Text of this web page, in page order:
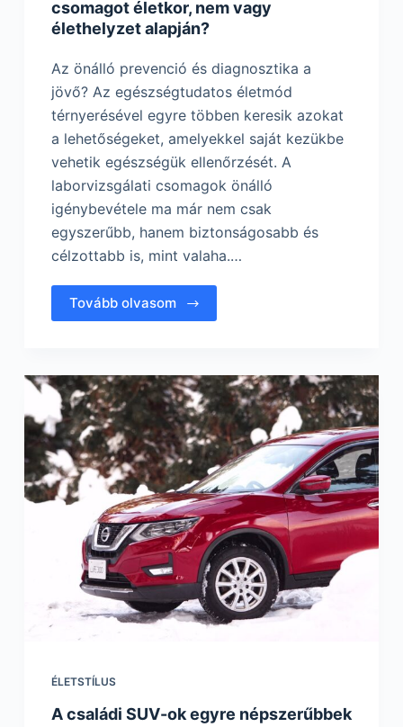
csomagot életkor, nem vagy
élethelyzet alapján?
Az önálló prevenció és diagnosztika a
jövő? Az egészségtudatos életmód
térnyerésével egyre többen keresik azokat
a lehetőségeket, amelyekkel saját kezükbe
vehetik egészségük ellenőrzését. A
laborvizsgálati csomagok önálló
igénybevétele ma már nem csak
egyszerűbb, hanem biztonságosabb és
célzottabb is, mint valaha.…
Tovább olvasom
ÉLETSTÍLUS
A családi SUV-ok egyre népszerűbbek